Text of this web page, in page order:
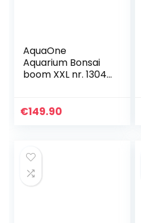
AquaOne
Aquarium Bonsai
boom XXL nr. 13049
I Aquascaping
€149.90